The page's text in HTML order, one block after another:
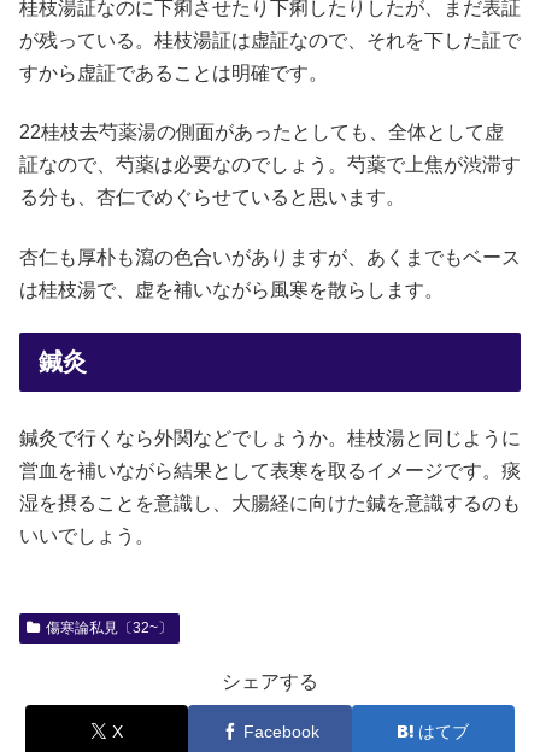
桂枝湯証なのに下痢させたり下痢したりしたが、まだ表証
が残っている。桂枝湯証は虚証なので、それを下した証で
すから虚証であることは明確です。
22桂枝去芍薬湯の側面があったとしても、全体として虚
証なので、芍薬は必要なのでしょう。芍薬で上焦が渋滞す
る分も、杏仁でめぐらせていると思います。
杏仁も厚朴も瀉の色合いがありますが、あくまでもベース
は桂枝湯で、虚を補いながら風寒を散らします。
鍼灸
鍼灸で行くなら外関などでしょうか。桂枝湯と同じように
営血を補いながら結果として表寒を取るイメージです。痰
湿を摂ることを意識し、大腸経に向けた鍼を意識するのも
いいでしょう。
傷寒論私見〔32~〕
シェアする
X Facebook はてブ